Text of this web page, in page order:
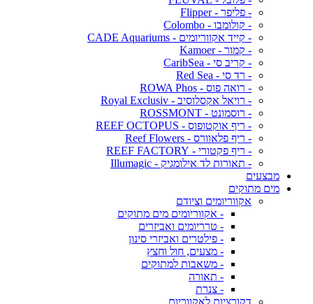
- פליפר - Flipper
- קולומבו - Colombo
- קייד אקווריומים - CADE Aquariums
- קמור - Kamoer
- קריב סי - CaribSea
- רד סי - Red Sea
- רואה פוס - ROWA Phos
- רויאל אקסלוסיב - Royal Exclusiv
- רוסמונט - ROSSMONT
- ריף אוקטופוס - REEF OCTOPUS
- ריף פלאוורס - Reef Flowers
- ריף פקטורי - REEF FACTORY
- תאורות לד אילומגיק - Illumagic
מבצעים
מים מתוקים
אקווריומים וציודם
- אקווריומים מים מתוקים
- טרריומים ואביזרים
- פילטרים ואביזרי סינון
- מצעים, חול וחצץ
- משאבות למתוקים
- תאורה
- צנרת
דקורציות לאקווריום